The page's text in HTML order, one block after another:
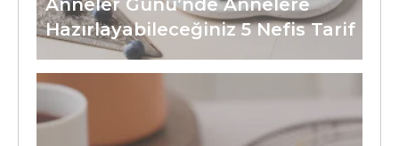
Anneler Günü’nde Annelere
Hazırlayabileceğiniz 5 Nefis Tarif